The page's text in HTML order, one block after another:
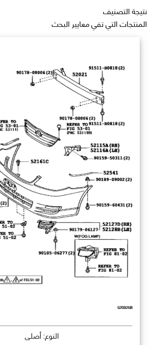
نتيجة التصنيف
المنتجات التي تفي معايير البحث
النوع: أصلي